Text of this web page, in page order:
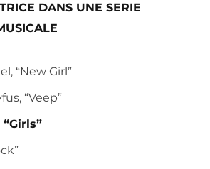
DANS UNE SERIE
“New Girl”
“Veep”